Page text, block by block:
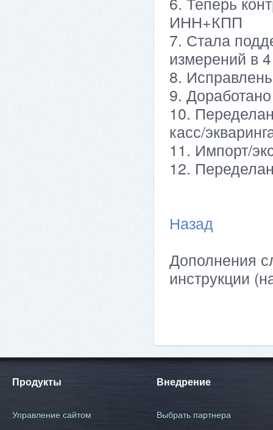
ИНН+КПП
7. Стала
измерений в
8.
9.
10.
касс/
11. Импорт/
12.
Назад
Дополнения
инструкции
Продукты
Управление сайтом
Внедрение
Выбрать партнера